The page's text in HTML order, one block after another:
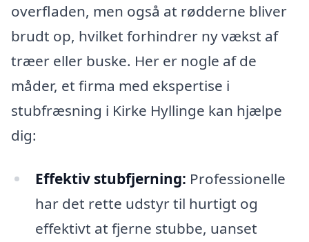
overfladen, men også at rødderne bliver
brudt op, hvilket forhindrer ny vækst af
træer eller buske. Her er nogle af de
måder, et firma med ekspertise i
stubfræsning i Kirke Hyllinge kan hjælpe
dig:
Effektiv stubfjerning: Professionelle
har det rette udstyr til hurtigt og
effektivt at fjerne stubbe, uanset